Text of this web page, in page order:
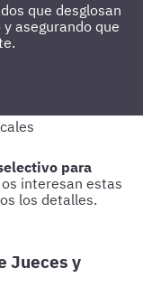
que desglosan
asegurando que
para
os interesan estas
los detalles.
Jueces y